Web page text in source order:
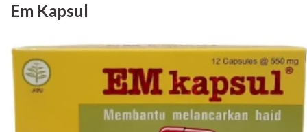
Em Kapsul